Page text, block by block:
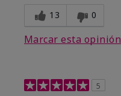
13 0
Marcar esta opinión
5